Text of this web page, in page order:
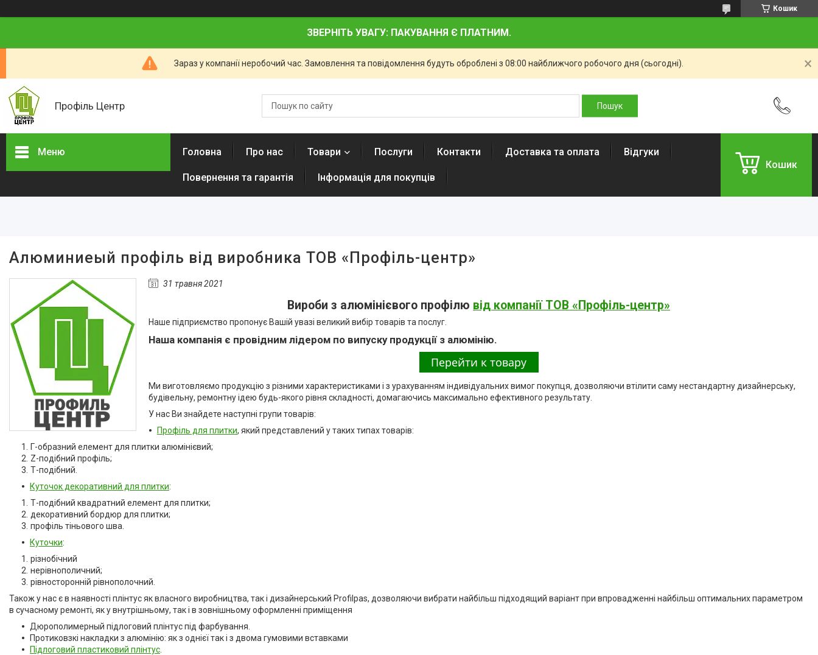
Кошик
ЗВЕРНІТЬ УВАГУ: ПАКУВАННЯ Є ПЛАТНИМ.
Зараз у компанії неробочий час. Замовлення та повідомлення будуть оброблені з 08:00 найближчого робочого дня (сьогодні).
Профіль Центр
Меню
Алюмінієвий Карниз
Прихованого Монтажу
Алюмінієвий плінтус BEST
DEAL (власне виробництво)
Плінтуси з нержавіючої сталі
Профіль з LED підсвічуванням
(для стін, підлоги, плитки,
Оздоблювальний профіль для
ДСП, ЛДСП, скла, дзеркал,
декоративних стінових
панелей, гіпсопанелей
Профіль для плитки
Капельник Терасний /
балконний профіль (карниз).
Відведення води.
Алюмінієвий профіль
Алюмінієві куточки
Алюмінієвий верстатний
профіль V-Slot
Алюмінієва лиштва на двері
Профіль для LVT панелей (для
кварцвінілу)
Алюмінієві протиковзкі
накладки
Алюмінієві пороги для підлоги
Профіль для скла душової під
плитку
Алюмінієвий плінтус для
Головна Про нас Товари Послуги Контакти Доставка та оплата Відгуки
Повернення та гарантія Інформація для покупців
Кошик
Алюминиеый профіль від виробника ТОВ «Профіль-центр»
31 травня 2021
Вироби з алюмінієвого профілю від компанії ТОВ «Профіль-центр»
Наше підприємство пропонує Вашій увазі великий вибір товарів та послуг.
Наша компанія є провідним лідером по випуску продукції з алюмінію.
Ми виготовляємо продукцію з різними характеристиками і з урахуванням індивідуальних вимог покупця, дозволяючи втілити саму нестандартну дизайнерську,
будівельну, ремонтну ідею будь-якого рівня складності, домагаючись максимально ефективного результату.
У нас Ви знайдете наступні групи товарів:
Профіль для плитки, який представлений у таких типах товарів:
Г-образний елемент для плитки алюмінієвий;
Z-подібний профіль;
Т-подібний.
Куточок декоративний для плитки:
Т-подібний квадратний елемент для плитки;
декоративний бордюр для плитки;
профіль тіньового шва.
Куточки:
різнобічний
нерівнополичний;
рівносторонній рівнополочний.
Також у нас є в наявності плінтус як власного виробництва, так і дизайнерський Profilpas, дозволяючи вибрати найбільш підходящий варіант при впровадженні найбільш оптимальних параметром
в сучасному ремонті, як у внутрішньому, так і в зовнішньому оформленні приміщення
Дюрополимерный підлоговий плінтус під фарбування.
Протиковзкі накладки з алюмінію: як з однієї так і з двома гумовими вставками
Підлоговий пластиковий плінтус